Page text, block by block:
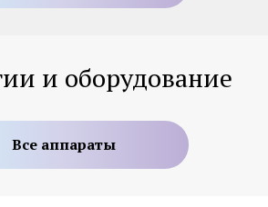
и оборудование
Все аппараты